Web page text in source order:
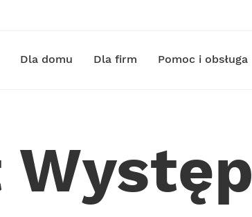
Dla domu Dla firm Pomoc i obsługa